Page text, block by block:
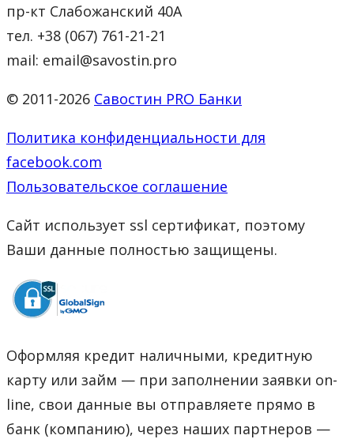
пр-кт Слабожанский 40А
тел. +38 (067) 761-21-21
mail: email@savostin.pro
© 2011-2026 Савостин PRO Банки
Политика конфиденциальности для
facebook.com
Пользовательское соглашение
Сайт использует ssl сертификат, поэтому
Ваши данные полностью защищены.
Оформляя кредит наличными, кредитную
карту или займ — при заполнении заявки on-
line, свои данные вы отправляете прямо в
банк (компанию), через наших партнеров —